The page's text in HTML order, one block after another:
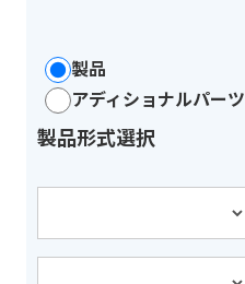
製品
アディショナルパーツ
製品形式選択